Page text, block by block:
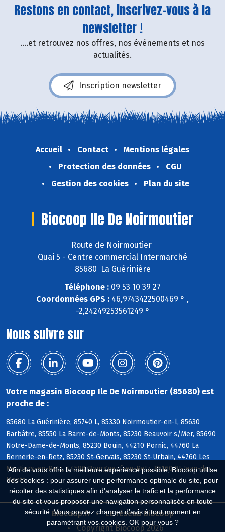
Afin de vous offrir la meilleure expérience possible, Biocoop utilise
des cookies : pour assurer une performance optimale du site, pour
récolter des statistiques afin d'analyser le trafic et la performance
du site et vous proposer une navigation personnalisée en toute
sécurité. Vous pouvez changer d'avis à tout moment en
paramétrant vos cookies. OK pour vous ?
Restons en contact, inscrivez-vous à la
newsletter !
....et retrouvez nos offres, nos événements et nos
actualités.
Inscription newsletter
Accueil Contact
Mentions légales
Protection des données
CGU
Gestion des cookies
Plan du site
Biocoop Ile De Noirmoutier
Route de Noirmoutier
Quai 5 - Centre commercial Intermarché
85680 La Guérinière
Téléphone : 09 53 10 39 27
Coordonnées GPS : 46,9743422500469 ° ,
-2,24249253561249 °
Nous suivre sur
Votre magasin Biocoop Ile De Noirmoutier (85680) est
proche de :
85680 La Guérinière, 85740 L, 85330 Noirmoutier-en-l, 85630
Barbâtre, 85550 La Barre-de-Monts, 85230 Beauvoir s/Mer, 85690
Notre-Dame-de-Monts, 85230 Bouin, 44210 Pornic, 44760 La
Bernerie-en-Retz, 85230 St-Gervais, 85230 St-Urbain, 44760 Les
Moutiers-en-Retz, 44580 Bourgneuf-en-Retz, 85160 St-Jean-de-
Monts
Biocoop.fr
Le réseau Biocoop
Copyright Biocoop 2026